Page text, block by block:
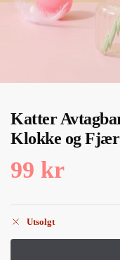
Katter
Klokke og Fjær
99 kr
Utsolgt